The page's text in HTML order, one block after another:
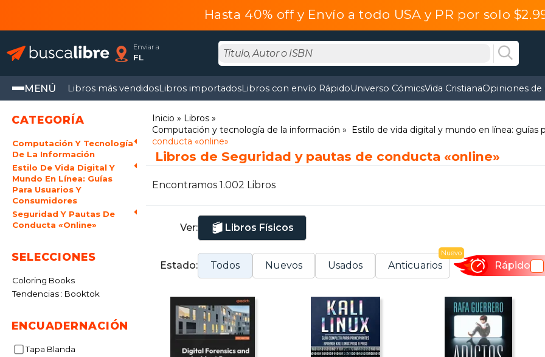
Hasta 40% off y Envío a todo USA y PR por solo
Enviar a
FL
MENÚ Libros más vendidosLibros importadosLibros con envío RápidoUniverso CómicsVida CristianaOpiniones de
CATEGORÍA
Computación Y Tecnología
De La Información
Estilo De Vida Digital Y
Mundo En Línea: Guías
Para Usuarios Y
Consumidores
Seguridad Y Pautas De
Conducta «Online»
SELECCIONES
Coloring Books
Tendencias : Booktok
ENCUADERNACIÓN
Tapa Blanda
Inicio
Libros
Computación y tecnología de la información
Estilo de vida digital y mundo en línea: guías
conducta «online»
Libros de Seguridad y pautas de conducta «online»
Encontramos 1.002 Libros
Ver: Libros Físicos
Estado: Todos Nuevos Usados Anticuarios
Nuevo
Rápido